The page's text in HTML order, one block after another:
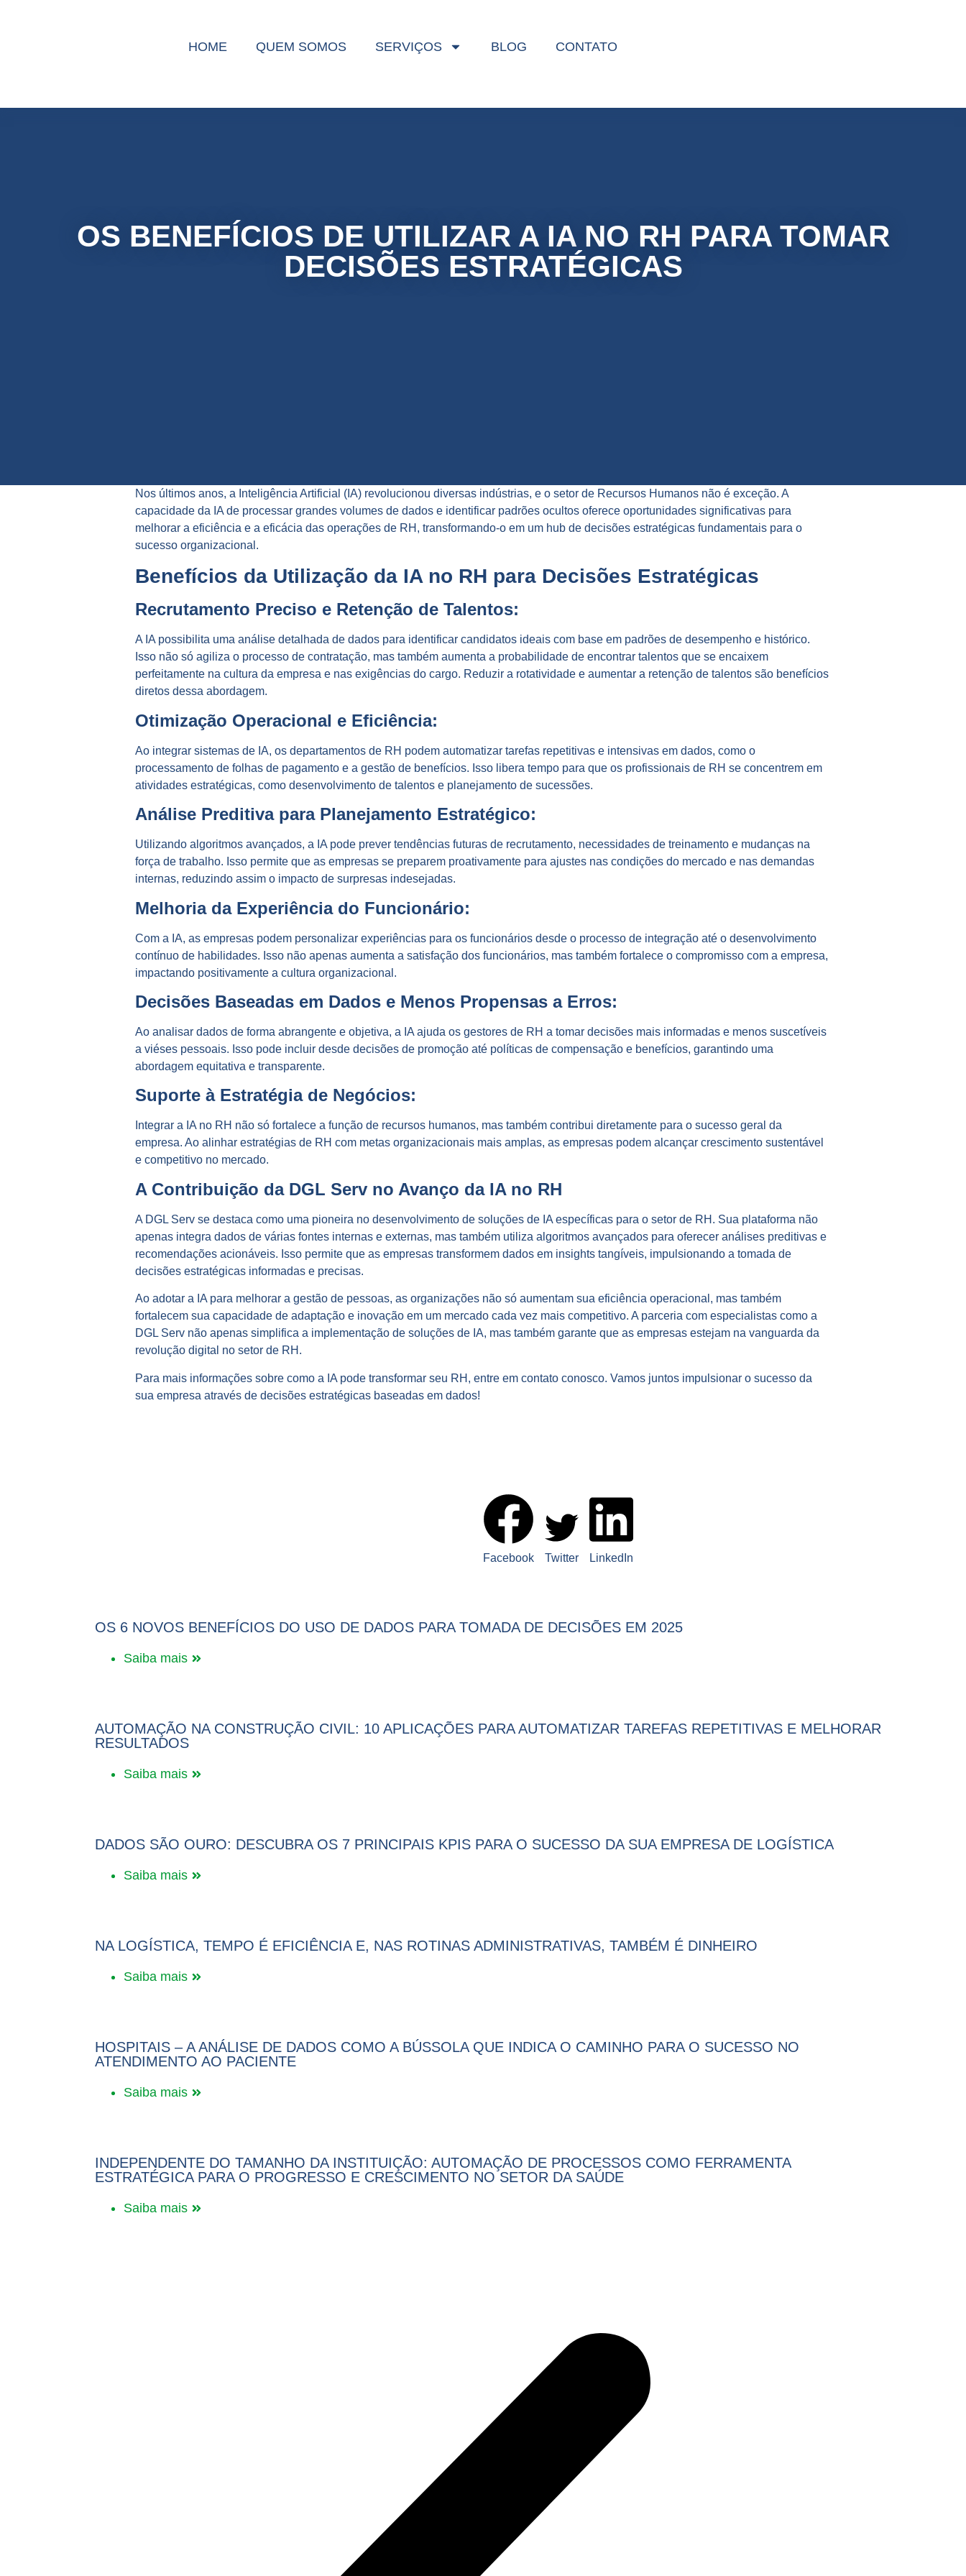
HOME QUEM SOMOS SERVIÇOS BLOG CONTATO
HOME QUEM SOMOS SERVIÇOS BLOG CONTATO
OS BENEFÍCIOS DE UTILIZAR A IA NO RH PARA TOMAR
DECISÕES ESTRATÉGICAS
Nos últimos anos, a Inteligência Artificial (IA) revolucionou diversas indústrias, e o setor de Recursos Humanos não é exceção. A
capacidade da IA de processar grandes volumes de dados e identificar padrões ocultos oferece oportunidades significativas para
melhorar a eficiência e a eficácia das operações de RH, transformando-o em um hub de decisões estratégicas fundamentais para o
sucesso organizacional.
Benefícios da Utilização da IA no RH para Decisões Estratégicas
Recrutamento Preciso e Retenção de Talentos:
A IA possibilita uma análise detalhada de dados para identificar candidatos ideais com base em padrões de desempenho e histórico.
Isso não só agiliza o processo de contratação, mas também aumenta a probabilidade de encontrar talentos que se encaixem
perfeitamente na cultura da empresa e nas exigências do cargo. Reduzir a rotatividade e aumentar a retenção de talentos são benefícios
diretos dessa abordagem.
Otimização Operacional e Eficiência:
Ao integrar sistemas de IA, os departamentos de RH podem automatizar tarefas repetitivas e intensivas em dados, como o
processamento de folhas de pagamento e a gestão de benefícios. Isso libera tempo para que os profissionais de RH se concentrem em
atividades estratégicas, como desenvolvimento de talentos e planejamento de sucessões.
Análise Preditiva para Planejamento Estratégico:
Utilizando algoritmos avançados, a IA pode prever tendências futuras de recrutamento, necessidades de treinamento e mudanças na
força de trabalho. Isso permite que as empresas se preparem proativamente para ajustes nas condições do mercado e nas demandas
internas, reduzindo assim o impacto de surpresas indesejadas.
Melhoria da Experiência do Funcionário:
Com a IA, as empresas podem personalizar experiências para os funcionários desde o processo de integração até o desenvolvimento
contínuo de habilidades. Isso não apenas aumenta a satisfação dos funcionários, mas também fortalece o compromisso com a empresa,
impactando positivamente a cultura organizacional.
Decisões Baseadas em Dados e Menos Propensas a Erros:
Ao analisar dados de forma abrangente e objetiva, a IA ajuda os gestores de RH a tomar decisões mais informadas e menos suscetíveis
a viéses pessoais. Isso pode incluir desde decisões de promoção até políticas de compensação e benefícios, garantindo uma
abordagem equitativa e transparente.
Suporte à Estratégia de Negócios:
Integrar a IA no RH não só fortalece a função de recursos humanos, mas também contribui diretamente para o sucesso geral da
empresa. Ao alinhar estratégias de RH com metas organizacionais mais amplas, as empresas podem alcançar crescimento sustentável
e competitivo no mercado.
A Contribuição da DGL Serv no Avanço da IA no RH
A DGL Serv se destaca como uma pioneira no desenvolvimento de soluções de IA específicas para o setor de RH. Sua plataforma não
apenas integra dados de várias fontes internas e externas, mas também utiliza algoritmos avançados para oferecer análises preditivas e
recomendações acionáveis. Isso permite que as empresas transformem dados em insights tangíveis, impulsionando a tomada de
decisões estratégicas informadas e precisas.
Ao adotar a IA para melhorar a gestão de pessoas, as organizações não só aumentam sua eficiência operacional, mas também
fortalecem sua capacidade de adaptação e inovação em um mercado cada vez mais competitivo. A parceria com especialistas como a
DGL Serv não apenas simplifica a implementação de soluções de IA, mas também garante que as empresas estejam na vanguarda da
revolução digital no setor de RH.
Para mais informações sobre como a IA pode transformar seu RH, entre em contato conosco. Vamos juntos impulsionar o sucesso da
sua empresa através de decisões estratégicas baseadas em dados!
Facebook Twitter LinkedIn
OS 6 NOVOS BENEFÍCIOS DO USO DE DADOS PARA TOMADA DE DECISÕES EM 2025
Saiba mais
AUTOMAÇÃO NA CONSTRUÇÃO CIVIL: 10 APLICAÇÕES PARA AUTOMATIZAR TAREFAS REPETITIVAS E MELHORAR
RESULTADOS
Saiba mais
DADOS SÃO OURO: DESCUBRA OS 7 PRINCIPAIS KPIS PARA O SUCESSO DA SUA EMPRESA DE LOGÍSTICA
Saiba mais
NA LOGÍSTICA, TEMPO É EFICIÊNCIA E, NAS ROTINAS ADMINISTRATIVAS, TAMBÉM É DINHEIRO
Saiba mais
HOSPITAIS – A ANÁLISE DE DADOS COMO A BÚSSOLA QUE INDICA O CAMINHO PARA O SUCESSO NO
ATENDIMENTO AO PACIENTE
Saiba mais
INDEPENDENTE DO TAMANHO DA INSTITUIÇÃO: AUTOMAÇÃO DE PROCESSOS COMO FERRAMENTA
ESTRATÉGICA PARA O PROGRESSO E CRESCIMENTO NO SETOR DA SAÚDE
Saiba mais